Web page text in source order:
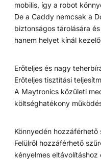
mobilis, így a robot
De a Caddy nemcsak a
biztonságos tárolására
hanem helyet kínál
Erőteljes és nagy
Erőteljes tisztítási
A Maytronics közületi
költséghatékony
Könnyedén hozzáférhető
Felülről hozzáférhető
kényelmes eltávolításhoz